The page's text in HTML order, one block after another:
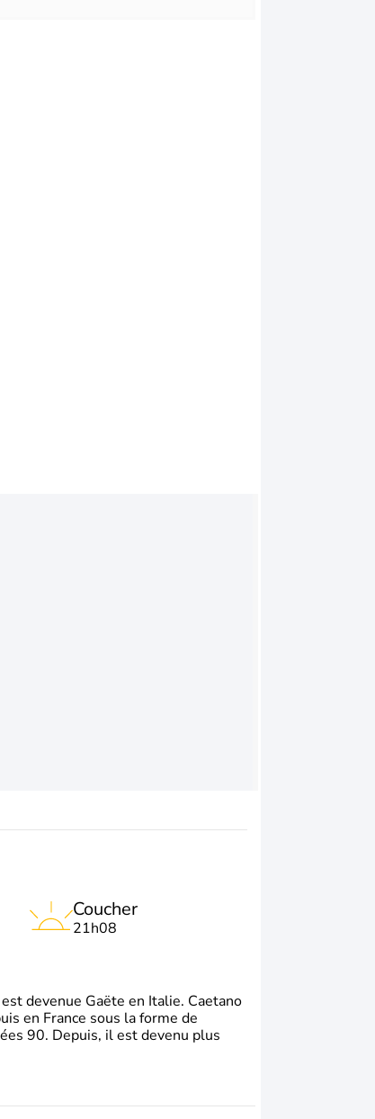
Coucher
21h08
devenue Gaëte en Italie. Caetano
en France sous la forme de
90. Depuis, il est devenu plus